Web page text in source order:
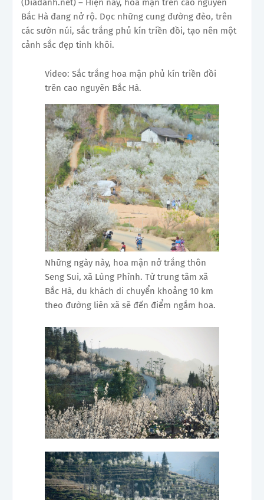
(Diadanh.net) – Hiện nay, hoa mận trên cao nguyên
Bắc Hà đang nở rộ. Dọc những cung đường đèo, trên
các sườn núi, sắc trắng phủ kín triền đồi, tạo nên một
cảnh sắc đẹp tinh khôi.
Video: Sắc trắng hoa mận phủ kín triền đồi
trên cao nguyên Bắc Hà .
Những ngày này, hoa mận nở trắng thôn
Seng Sui, xã Lùng Phình. Từ trung tâm xã
Bắc Hà, du khách di chuyển khoảng 10 km
theo đường liên xã sẽ đến điểm ngắm hoa.